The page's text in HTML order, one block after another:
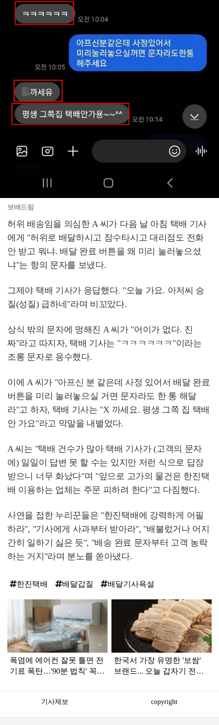
보배드림
허위 배송임을 의심한 A 씨가 다음 날 아침 택배 기사
에게 "허위로 배달하시고 잠수타시고 대리점도 전화
안 받고 뭐냐. 배달 완료 버튼을 왜 미리 눌러놓으셨
냐"는 항의 문자를 보냈다.
그제야 택배 기사가 응답했다. "오늘 가요. 아저씨 승
질(성질) 급하네"라며 비꼬았다.
상식 밖의 문자에 멍해진 A 씨가 "어이가 없다. 진
짜"라고 따지자, 택배 기사는 "ㅋㅋㅋㅋㅋㅋ"이라는
조롱 문자로 응수했다.
이에 A 씨가 "아프신 분 같은데 사정 있어서 배달 완료
버튼을 미리 눌러놓으실 거면 문자라도 한 통 해달
라"고 하자, 택배 기사는 "X 까세요. 평생 그쪽 집 택배
안 가요"라고 막말을 내뱉었다.
A 씨는 "택배 건수가 많아 택배 기사가 (고객의 문자
에) 일일이 답변 못 할 수는 있지만 저런 식으로 답장
받으니 너무 화났다"며 "앞으로 고가의 물건은 한진택
배 이용하는 업체는 주문 피하려 한다"고 다짐했다.
사연을 접한 누리꾼들은 "한진택배에 강력하게 어필
하라", "기사에게 사과부터 받아라", "배불렀거나 어지
간히 일하기 싫은 듯", "배송 완료 문자부터 고객 농락
하는 거지"라며 분노를 쏟아냈다.
한진택배 배달갑질 배달기사욕설
라
폭염에 에어컨 잘못 틀면 전
기료 폭탄…'90분 법칙' 꼭
한국서 가장 유명한 '보쌈'
브랜드... 오늘 갑자기 전해
기사제보 copyright